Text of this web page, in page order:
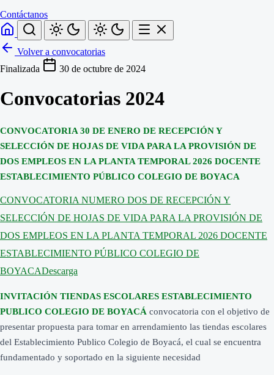
Contáctanos
Inicio
Sede Administrativa
Sección Francisco de Paula Santander (Central)
Sección Santos Acosta (La Cabaña)
Sección San Agustín
Mapa de Sedes
Para Niños y Niñas
Familia Colboy
Trámites
Pagos en línea
Transparencia
Circulares
Cobro Coactivo
Contratación
Informes de Gestión
Normatividad
Planeación e Informes
· Planes Institucionales
· Programas Institucionales
Presupuesto
Resoluciones
Noticias
Horarios de Atención a Padres en Sedes
Revista el Puntero
Convocatorias Laborales
Contáctanos
Volver a convocatorias
Finalizada
30 de octubre de 2024
Convocatorias 2024
CONVOCATORIA 30 DE ENERO DE RECEPCIÓN Y
SELECCIÓN DE HOJAS DE VIDA PARA LA PROVISIÓN DE
DOS EMPLEOS EN LA PLANTA TEMPORAL 2026 DOCENTE
ESTABLECIMIENTO PÚBLICO COLEGIO DE BOYACA
CONVOCATORIA NUMERO DOS DE RECEPCIÓN Y
SELECCIÓN DE HOJAS DE VIDA PARA LA PROVISIÓN DE
DOS EMPLEOS EN LA PLANTA TEMPORAL 2026 DOCENTE
ESTABLECIMIENTO PÚBLICO COLEGIO DE
BOYACADescarga
INVITACIÓN TIENDAS ESCOLARES ESTABLECIMIENTO
PUBLICO COLEGIO DE BOYACÁ convocatoria con el objetivo de
presentar propuesta para tomar en arrendamiento las tiendas escolares
del Establecimiento Publico Colegio de Boyacá, el cual se encuentra
fundamentado y soportado en la siguiente necesidad